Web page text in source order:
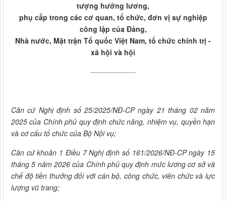
tượng hưởng lương,
phụ cấp trong các cơ quan, tổ chức, đơn vị sự nghiệp
công lập của Đảng,
Nhà nước, Mặt trận Tổ quốc Việt Nam, tổ chức chính trị -
xã hội và hội
Căn cứ Nghị định số 25/2025/NĐ-CP ngày 21 tháng 02 năm
2025 của Chính phủ quy định chức năng, nhiệm vụ, quyền hạn
và cơ cấu tổ chức của Bộ Nội vụ;
Căn cứ khoản 1 Điều 7 Nghị định số 161/2026/NĐ-CP ngày 15
tháng 5 năm 2026 của Chính phủ quy định mức lương cơ sở và
chế độ tiền thưởng đối với cán bộ, công chức, viên chức và lực
lượng vũ trang;